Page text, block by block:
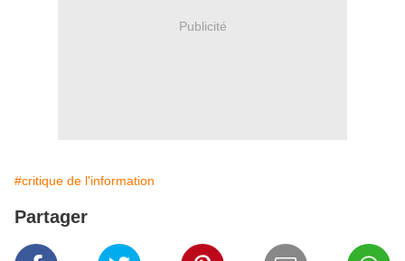
Publicité
#critique de l'information
Partager